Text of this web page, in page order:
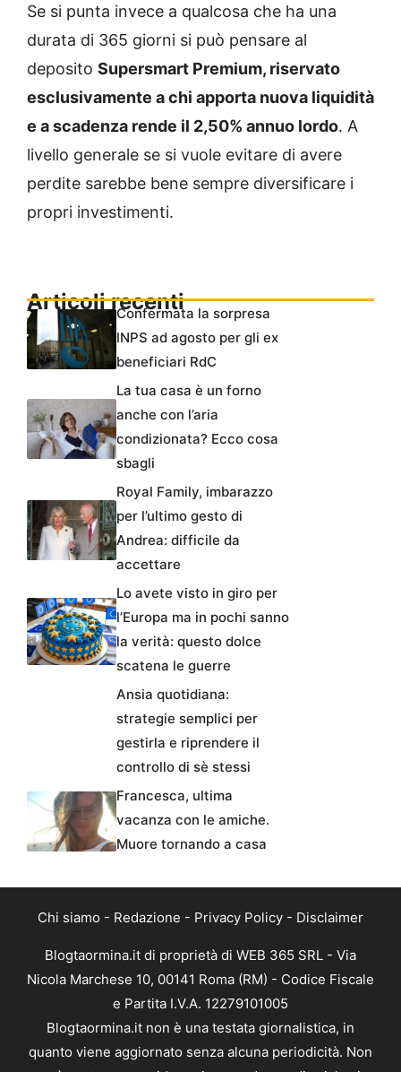
Se si punta invece a qualcosa che ha una
durata di 365 giorni si può pensare al
deposito Supersmart Premium, riservato
esclusivamente a chi apporta nuova liquidità
e a scadenza rende il 2,50% annuo lordo. A
livello generale se si vuole evitare di avere
perdite sarebbe bene sempre diversificare i
propri investimenti.
Articoli recentiConfermata la sorpresa
INPS ad agosto per gli ex
beneficiari RdC
La tua casa è un forno
anche con l’aria
condizionata? Ecco cosa
sbagli
Royal Family, imbarazzo
per l’ultimo gesto di
Andrea: difficile da
accettare
Lo avete visto in giro per
l’Europa ma in pochi sanno
la verità: questo dolce
scatena le guerre
Ansia quotidiana:
strategie semplici per
gestirla e riprendere il
controllo di sè stessi
Francesca, ultima
vacanza con le amiche.
Muore tornando a casa
Chi siamo - Redazione - Privacy Policy - Disclaimer
Blogtaormina.it di proprietà di WEB 365 SRL - Via
Nicola Marchese 10, 00141 Roma (RM) - Codice Fiscale
e Partita I.V.A. 12279101005
Blogtaormina.it non è una testata giornalistica, in
quanto viene aggiornato senza alcuna periodicità. Non